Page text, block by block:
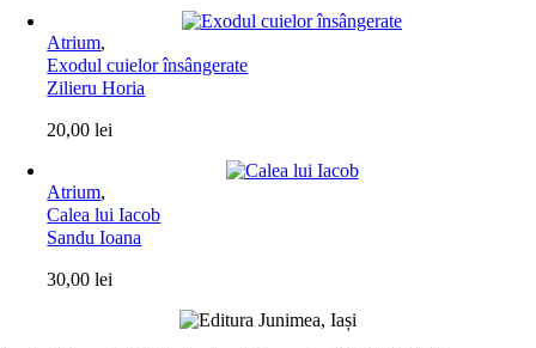
Atrium,
Exodul cuielor însângerate
Zilieru Horia
20,00lei
Atrium,
Calea lui Iacob
Sandu Ioana
30,00lei